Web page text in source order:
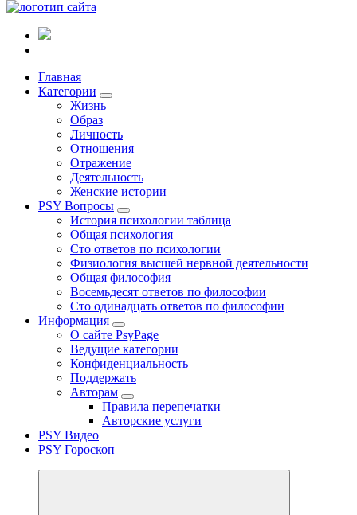
Все самое интересное, вдохновляющее и тайное внутри.
Главная
Категории
Жизнь
Образ
Личность
Отношения
Отражение
Деятельность
Женские истории
PSY Вопросы
История психологии таблица
Общая психология
Сто ответов по психологии
Физиология высшей нервной деятельности
Общая философия
Восемьдесят ответов по философии
Сто одинадцать ответов по философии
Информация
О сайте PsyPage
Ведущие категории
Конфиденциальность
Поддержать
Авторам
Правила перепечатки
Авторские услуги
PSY Видео
PSY Гороскоп